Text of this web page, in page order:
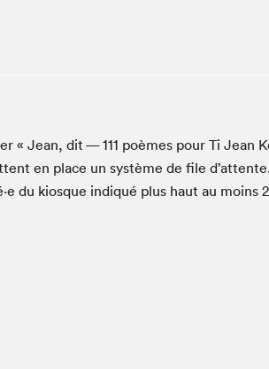
Le Salon dans ta classe
Liseur Public
Matinées scolaires Hydro-
« Jean, dit —111 poèmes pour Ti Jean
en place un sys­tème de file
du kiosque indiqué plus haut au moins